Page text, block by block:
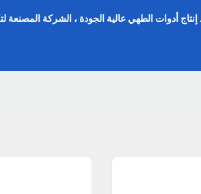
أدوات الطهي عالية الجودة ، الشركة